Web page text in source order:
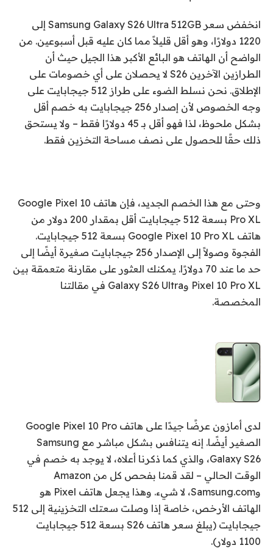
انخفض سعر Samsung Galaxy S26 Ultra 512GB إلى
1220 دولارًا، وهو أقل قليلاً مما كان عليه قبل أسبوعين. من
الواضح أن الهاتف هو البائع الأكبر هذا الجيل حيث أن
الطرازين الآخرين S26 لا يحصلان على أي خصومات على
الإطلاق. نحن نسلط الضوء على طراز 512 جيجابايت على
وجه الخصوص لأن إصدار 256 جيجابايت به خصم أقل
بشكل ملحوظ، لذا فهو أقل بـ 45 دولارًا فقط – ولا يستحق
ذلك حقًا للحصول على نصف مساحة التخزين فقط.
وحتى مع هذا الخصم الجديد، فإن هاتف Google Pixel 10
Pro XL بسعة 512 جيجابايت أقل بمقدار 200 دولار من
هاتف Google Pixel 10 Pro XL بسعة 512 جيجابايت.
الفجوة وصولاً إلى الإصدار 256 جيجابايت صغيرة أيضًا إلى
حد ما عند 70 دولارًا. يمكنك العثور على مقارنة متعمقة بين
Pixel 10 Pro XL وGalaxy S26 Ultra في مقالتنا
المخصصة.
لدى أمازون عرضًا جيدًا على هاتف Google Pixel 10 Pro
الصغير أيضًا. إنه يتنافس بشكل مباشر مع Samsung
Galaxy S26، والذي كما ذكرنا أعلاه، لا يوجد به خصم في
الوقت الحالي – لقد قمنا بفحص كل من Amazon
وSamsung.com، لا شيء. وهذا يجعل هاتف Pixel هو
الهاتف الأرخص، خاصة إذا وصلت سعتك التخزينية إلى 512
جيجابايت (يبلغ سعر هاتف S26 بسعة 512 جيجابايت
1100 دولار).